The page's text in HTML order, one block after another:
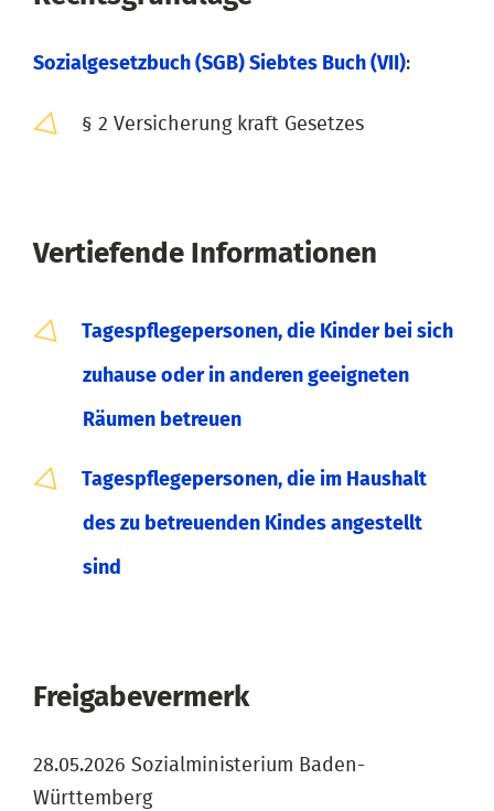
Sozialgesetzbuch (SGB) Siebtes Buch (VII):
§ 2 Versicherung kraft Gesetzes
Vertiefende Informationen
Tagespflegepersonen, die Kinder bei sich
zuhause oder in anderen geeigneten
Räumen betreuen
Tagespflegepersonen, die im Haushalt
des zu betreuenden Kindes angestellt
sind
Freigabevermerk
28.05.2026 Sozialministerium Baden-
Württemberg